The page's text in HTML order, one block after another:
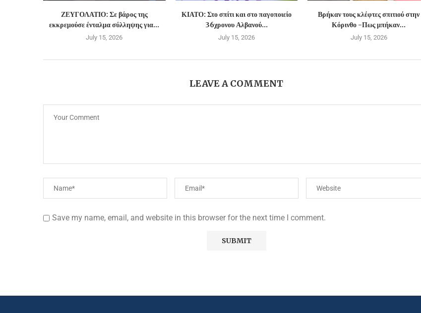
ΖΕΥΓΟΛΑΤΙΟ: Σε βάρος της
εκκρεμούσε ένταλμα σύλληψης για...
July 15, 2026
ΚΙΑΤΟ: Στο σπίτι και στο παγοποιείο
36χρονου Αλβανού...
July 15, 2026
Βρήκαν τους κλέφτες σπιτιού στην
Κόρινθο -Πως μπήκαν...
July 15, 2026
LEAVE A COMMENT
Save my name, email, and website in this browser for the next time I comment.